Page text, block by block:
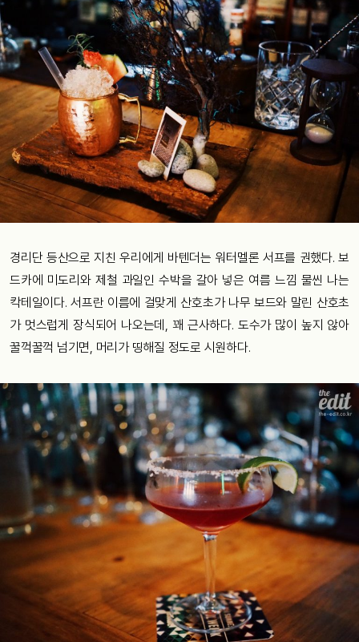
경리단 등산으로 지친 우리에게 바텐더는 워터멜론 서프를 권했다. 보
드카에 미도리와 제철 과일인 수박을 갈아 넣은 여름 느낌 물씬 나는
칵테일이다. 서프란 이름에 걸맞게 산호초가 나무 보드와 말린 산호초
가 멋스럽게 장식되어 나오는데, 꽤 근사하다. 도수가 많이 높지 않아
꿀꺽꿀꺽 넘기면, 머리가 띵해질 정도로 시원하다.